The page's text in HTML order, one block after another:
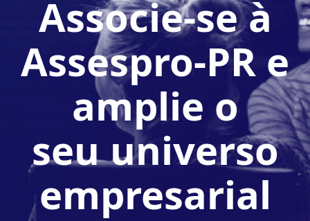
Associe-se à
Assespro-PR e
amplie o
seu universo
empresarial